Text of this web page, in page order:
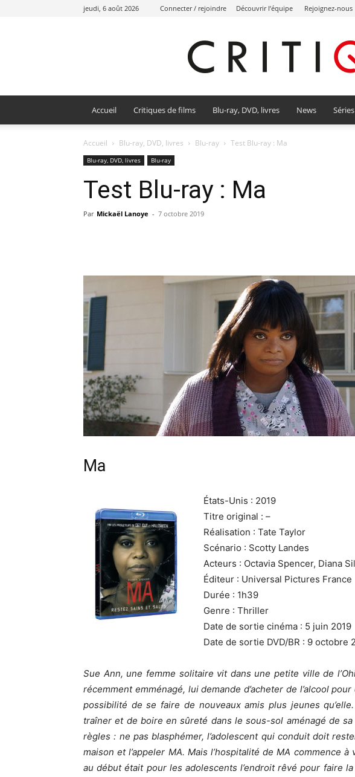
jeudi, 6 août 2026 Connecter / rejoindre Découvrir l’équipe Rejoignez-nous
Accueil Critiques de films Blu-ray, DVD, livres News
Accueil Blu-ray, DVD, livres Blu-ray Test Blu-ray : Ma
Blu-ray, DVD, livres Blu-ray
Test Blu-ray : Ma
Par Mickaël Lanoye - 7 octobre 2019
Ma
États-Unis : 2019
Titre original : –
Réalisation : Tate Taylor
Scénario : Scotty Landes
Acteurs : Octavia Spencer, Diana
Éditeur : Universal Pictures France
Durée : 1h39
Genre : Thriller
Date de sortie cinéma : 5 juin 2019
Date de sortie DVD/BR : 9 octobre
Sue Ann, une femme solitaire vit dans une petite ville de
récemment emménagé, lui demande d’acheter de l’alcool
possibilité de se faire de nouveaux amis plus jeunes
traîner et de boire en sûreté dans le sous-sol aménagé de
règles : ne pas blasphémer, l’adolescent qui conduit doit
maison et l’appeler MA. Mais l’hospitalité de MA commence
au début était pour les adolescents l’endroit rêvé pour faire